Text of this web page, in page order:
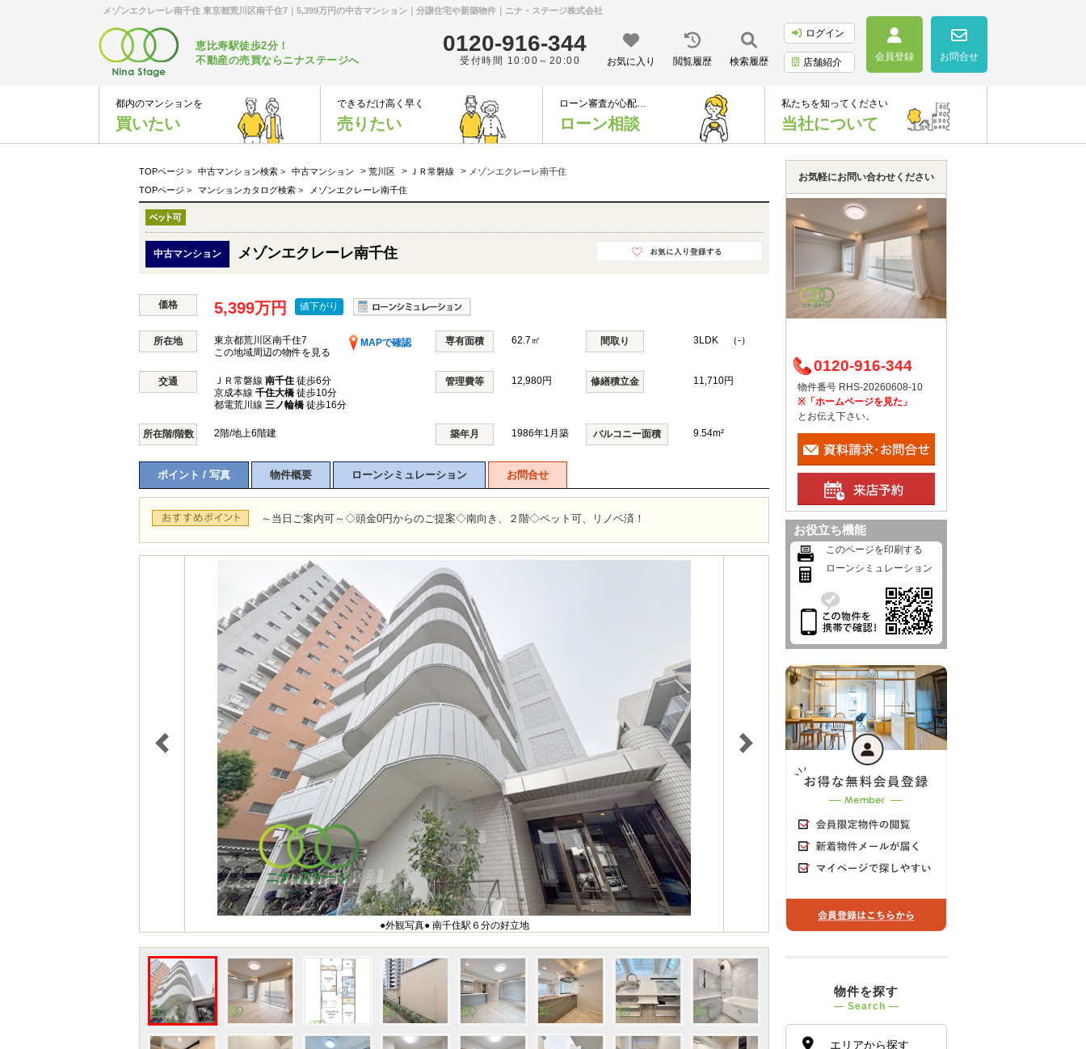
メゾンエクレーレ南千住 東京都荒川区南千住7｜5,399万円の中古マンション｜分譲住宅や新築物件｜ニナ・ステージ株式会社
恵比寿駅徒歩2分！
不動産の売買ならニナステージへ
0120-916-344
受付時間 10:00～20:00 お気に入り 閲覧履歴 検索履歴
ログイン
店舗紹介 会員登録 お問合せ
都内のマンションを
買いたい
できるだけ高く早く
売りたい
ローン審査が心配…
ローン相談
私たちを知ってください
当社について
TOPページ > 中古マンション検索 > 中古マンション > 荒川区 > ＪＲ常磐線 > メゾンエクレーレ南千住
TOPページ > マンションカタログ検索 > メゾンエクレーレ南千住
中古マンション メゾンエクレーレ南千住
価格 5,399万円 値下がり
所在地 東京都荒川区南千住7
MAPで確認
この地域周辺の物件を見る
専有面積 62.7㎡ 間取り 3LDK （-）
交通 ＪＲ常磐線 南千住 徒歩6分
京成本線 千住大橋 徒歩10分
都電荒川線 三ノ輪橋 徒歩16分
管理費等 12,980円 修繕積立金 11,710円
所在階/階数 2階/地上6階建 築年月 1986年1月築 バルコニー面積 9.54m²
ポイント / 写真 物件概要 ローンシミュレーション お問合せ
～当日ご案内可～◇頭金0円からのご提案◇南向き、２階◇ペット可、リノベ済！
●外観写真● 南千住駅６分の好立地
お気軽にお問い合わせください
0120-916-344
物件番号 RHS-20260608-10
※「ホームページを見た」
とお伝え下さい。
お役立ち機能
このページを印刷する
ローンシミュレーション
物件を探す
― Search ―
エリアから探す